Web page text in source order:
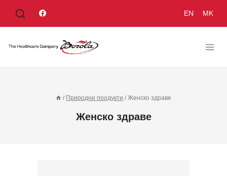
съдържанието
EN MK
/ Природни продукти / Женско здраве
Женско здраве